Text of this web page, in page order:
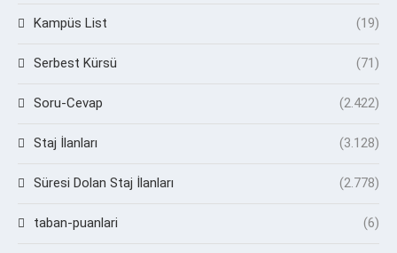
Kampüs List (19)
Serbest Kürsü (71)
Soru-Cevap (2.422)
Staj İlanları (3.128)
Süresi Dolan Staj İlanları (2.778)
taban-puanlari (6)